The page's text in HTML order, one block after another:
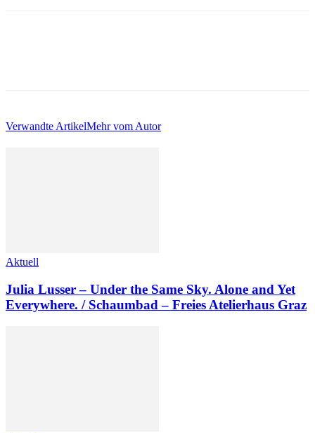
Verwandte ArtikelMehr vom Autor
Aktuell
Julia Lusser – Under the Same Sky. Alone and Yet
Everywhere. / Schaumbad – Freies Atelierhaus Graz